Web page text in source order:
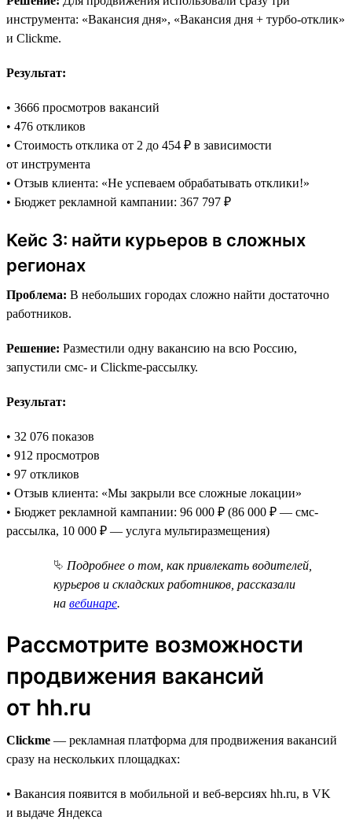
инструмента: «Вакансия дня», «Вакансия дня + турбо-отклик»
и Clickme.
Результат:
• 3666 просмотров вакансий
• 476 откликов
• Стоимость отклика от 2 до 454 ₽ в зависимости
от инструмента
• Отзыв клиента: «Не успеваем обрабатывать отклики!»
• Бюджет рекламной кампании: 367 797 ₽
Кейс 3: найти курьеров в сложных
регионах
Проблема: В небольших городах сложно найти достаточно
работников.
Решение: Разместили одну вакансию на всю Россию,
запустили смс- и Clickme-рассылку.
Результат:
• 32 076 показов
• 912 просмотров
• 97 откликов
• Отзыв клиента: «Мы закрыли все сложные локации»
• Бюджет рекламной кампании: 96 000 ₽ (86 000 ₽ — смс-
рассылка, 10 000 ₽ — услуга мультиразмещения)
⮱ Подробнее о том, как привлекать водителей,
курьеров и складских работников, рассказали
на вебинаре.
Рассмотрите возможности
продвижения вакансий
от hh.ru
Clickme — рекламная платформа для продвижения вакансий
сразу на нескольких площадках:
• Вакансия появится в мобильной и веб-версиях hh.ru, в VK
и выдаче Яндекса